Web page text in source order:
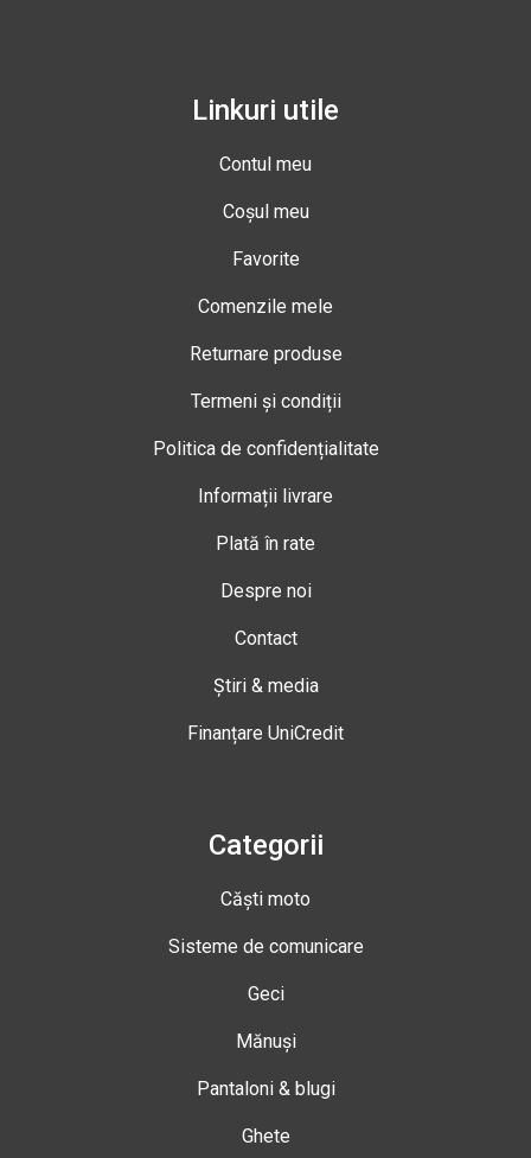
Linkuri utile
Contul meu
Coșul meu
Favorite
Comenzile mele
Returnare produse
Termeni și condiții
Politica de confidențialitate
Informații livrare
Plată în rate
Despre noi
Contact
Știri & media
Finanțare UniCredit
Categorii
Căști moto
Sisteme de comunicare
Geci
Mănuși
Pantaloni & blugi
Ghete